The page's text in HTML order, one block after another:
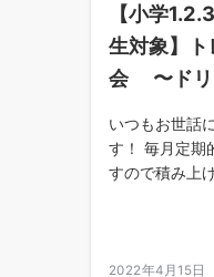
【小学
生対象】
会 〜ドリ
いつもお世話
す！ 毎月定期
すので積み上
2022年4月15日